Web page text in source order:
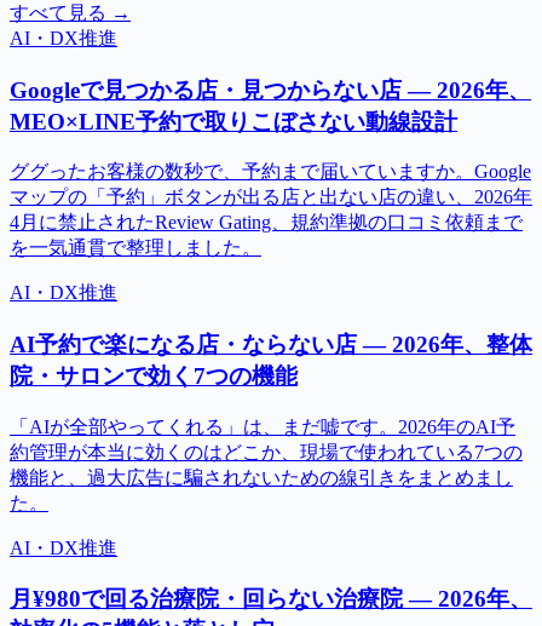
すべて見る →
AI・DX推進
Googleで見つかる店・見つからない店 — 2026年、
MEO×LINE予約で取りこぼさない動線設計
ググったお客様の数秒で、予約まで届いていますか。Google
マップの「予約」ボタンが出る店と出ない店の違い、2026年
4月に禁止されたReview Gating、規約準拠の口コミ依頼まで
を一気通貫で整理しました。
AI・DX推進
AI予約で楽になる店・ならない店 — 2026年、整体
院・サロンで効く7つの機能
「AIが全部やってくれる」は、まだ嘘です。2026年のAI予
約管理が本当に効くのはどこか、現場で使われている7つの
機能と、過大広告に騙されないための線引きをまとめまし
た。
AI・DX推進
月¥980で回る治療院・回らない治療院 — 2026年、